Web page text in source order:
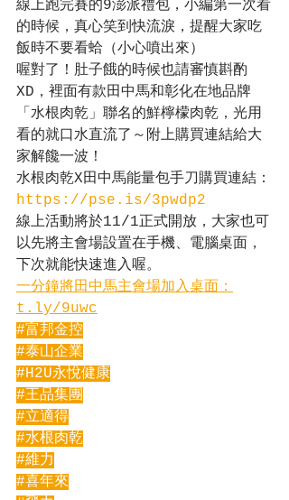
線上跑完賽的9澎派禮包，小編第一次看
的時候，真心笑到快流淚，提醒大家吃
飯時不要看蛤（小心噴出來）
喔對了！肚子餓的時候也請審慎斟酌
XD，裡面有款田中馬和彰化在地品牌
「水根肉乾」聯名的鮮檸檬肉乾，光用
看的就口水直流了～附上購買連結給大
家解饞一波！
水根肉乾X田中馬能量包手刀購買連結：
https://pse.is/3pwdp2
線上活動將於11/1正式開放，大家也可
以先將主會場設置在手機、電腦桌面，
下次就能快速進入喔。
一分鐘將田中馬主會場加入桌面：
t.ly/9uwc
#富邦金控
#泰山企業
#H2U永悅健康
#王品集團
#立適得
#水根肉乾
#維力
#喜年來